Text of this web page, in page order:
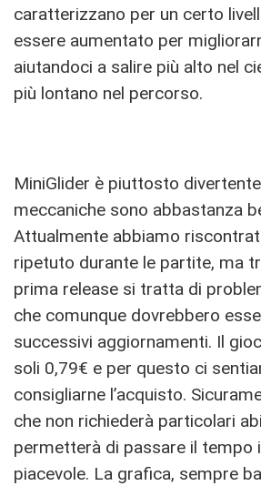
caratterizzano per un certo
essere aumentato per
aiutandoci a salire più alto nel
più lontano nel percorso.
MiniGlider è piuttosto
meccaniche sono abbastanza
Attualmente abbiamo
ripetuto durante le partite, ma
prima release si tratta di
che comunque dovrebbero
successivi aggiornamenti. Il
soli 0,79€ e per questo ci
consigliarne l’acquisto.
che non richiederà particolari
permetterà di passare il tempo
piacevole. La grafica, sempre